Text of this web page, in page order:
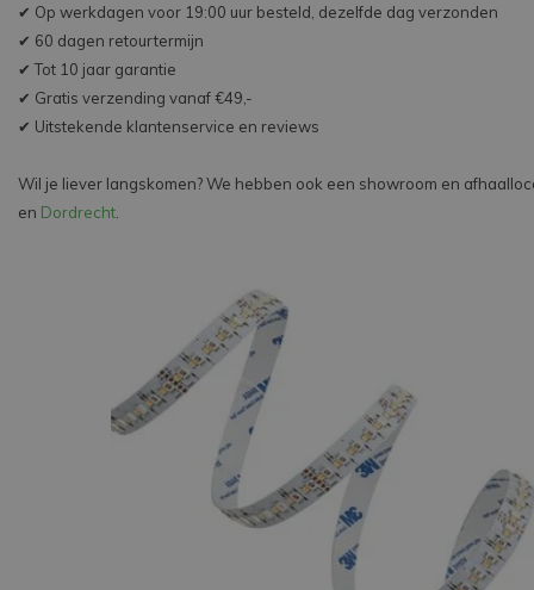
✔ Op werkdagen voor 19:00 uur besteld, dezelfde dag verzonden
✔ 60 dagen retourtermijn
✔ Tot 10 jaar garantie
✔ Gratis verzending vanaf €49,-
✔ Uitstekende klantenservice en reviews
Wil je liever langskomen? We hebben ook een showroom en
en Dordrecht